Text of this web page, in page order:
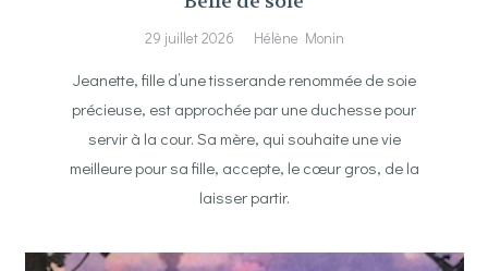
29 juillet 2026 Hélène Monin
Jeanette, fille d’une tisserande renommée de soie
précieuse, est approchée par une duchesse pour
servir à la cour. Sa mère, qui souhaite une vie
meilleure pour sa fille, accepte, le cœur gros, de la
laisser partir.